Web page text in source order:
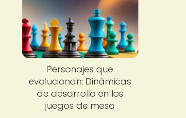
Personajes que
evolucionan: Dinámicas
de desarrollo en los
juegos de mesa